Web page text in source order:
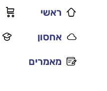
ראשי
אחסון
מאמרים